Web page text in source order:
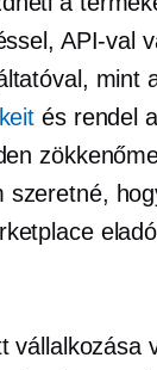
API-val
mint
és rendel
szeretné,
vállalkozása